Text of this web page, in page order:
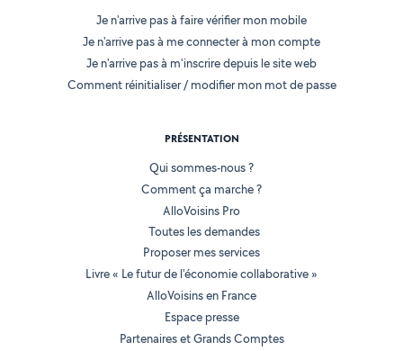
Je n'arrive pas à faire vérifier mon mobile
Je n'arrive pas à me connecter à mon compte
Je n'arrive pas à m'inscrire depuis le site web
Comment réinitialiser / modifier mon mot de passe
PRÉSENTATION
Qui sommes-nous ?
Comment ça marche ?
AlloVoisins Pro
Toutes les demandes
Proposer mes services
Livre « Le futur de l'économie collaborative »
AlloVoisins en France
Espace presse
Partenaires et Grands Comptes